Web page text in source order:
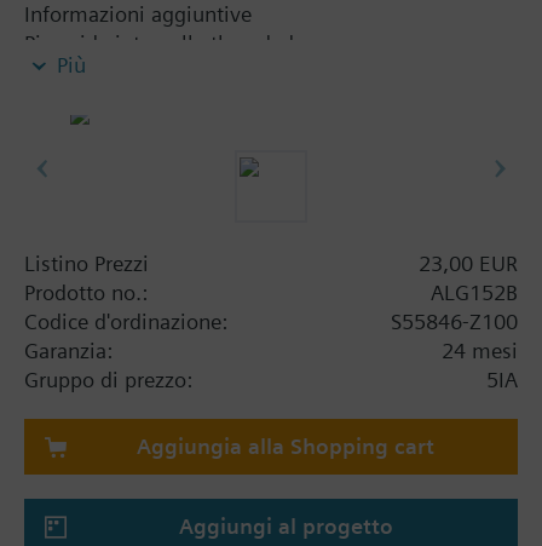
Informazioni aggiuntive
Pipe side internally threaded.
For the VMP45.. and VMP47.. valves, order 2 sets of
Più
Listino Prezzi
23,00 EUR
Prodotto no.:
ALG152B
Codice d'ordinazione:
S55846-Z100
Garanzia:
24 mesi
Gruppo di prezzo:
5IA
Aggiungia alla Shopping cart
Aggiungi al progetto